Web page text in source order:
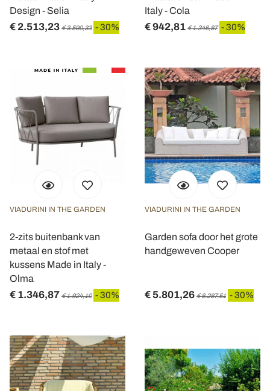
Design - Selia
€ 2.513,23 € 3.590,33 - 30%
Italy - Cola
€ 942,81 € 1.346,87 - 30%
VIADURINI IN THE GARDEN
2-zits buitenbank van
metaal en stof met
kussens Made in Italy -
Olma
€ 1.346,87 € 1.924,10 - 30%
VIADURINI IN THE GARDEN
Garden sofa door het grote
handgeweven Cooper
€ 5.801,26 € 8.287,51 - 30%